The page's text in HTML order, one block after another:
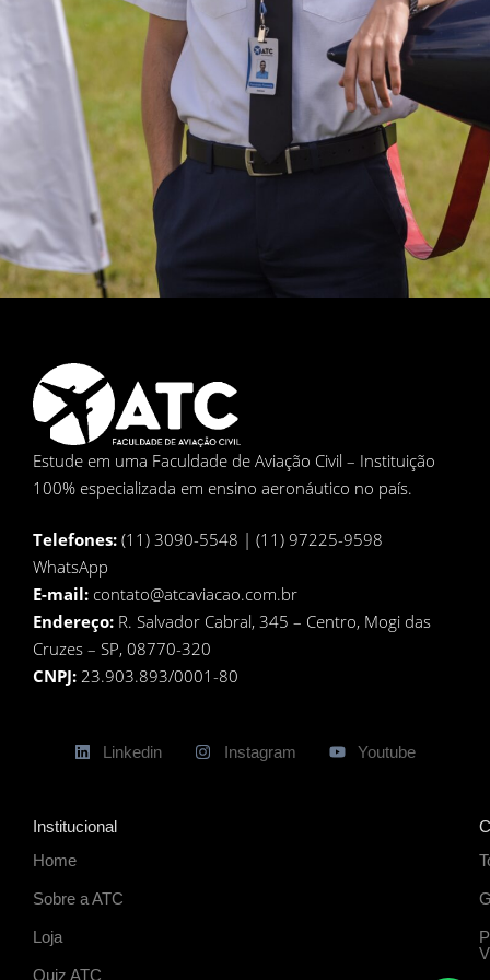
Estude em uma Faculdade de Aviação Civil – Instituição
100% especializada em ensino aeronáutico no país.
Telefones: (11) 3090-5548 | (11) 97225-9598
WhatsApp
E-mail: contato@atcaviacao.com.br
Endereço: R. Salvador Cabral, 345 – Centro, Mogi das
Cruzes – SP, 08770-320
CNPJ: 23.903.893/0001-80
Linkedin Instagram Youtube
Institucional
Home
Sobre a ATC
Loja
Quiz ATC